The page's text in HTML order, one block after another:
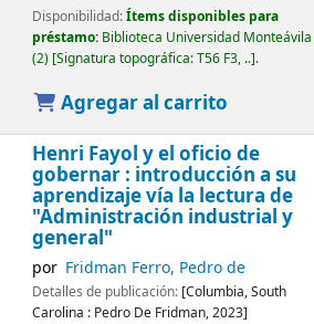
Disponibilidad:Ítems disponibles para
préstamo: Biblioteca Universidad Monteávila
(2) Signatura topográfica:T56 F3, .. .
Agregar al carrito
Henri Fayol y el oficio de
gobernar : introducción a su
aprendizaje vía la lectura de
"Administración industrial y
general"
por Fridman Ferro, Pedro de
Detalles de publicación: [Columbia, South
Carolina : Pedro De Fridman,2023]